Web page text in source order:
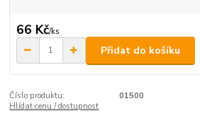
66 Kč/ks
Přidat do košíku
Číslo produktu:
01500
Hlídat cenu / dostupnost